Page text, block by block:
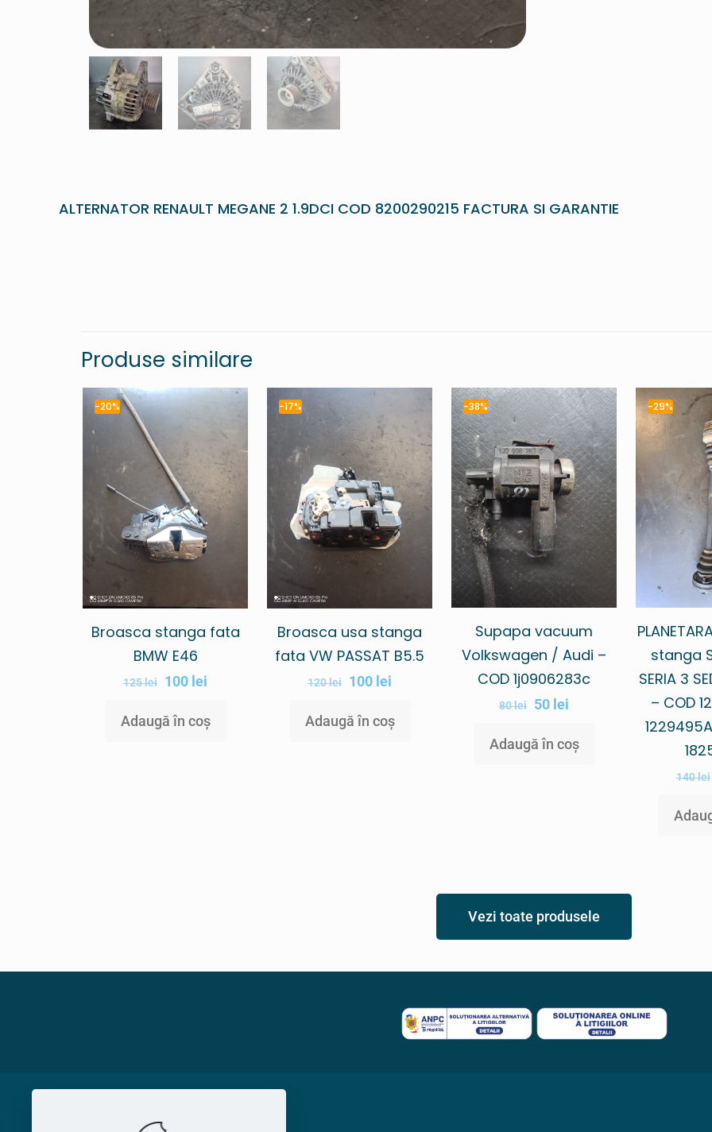
ALTERNATOR RENAULT MEGANE 2 1.9DCI COD 8200290215 FACTURA SI GARANTIE
Produse similare
-20%
Broasca stanga fata
BMW E46
125lei 100 lei
Adaugă în coș
-17%
Broasca usa stanga
fata VW PASSAT B5.5
120lei 100 lei
Adaugă în coș
-38%
Supapa vacuum
Volkswagen / Audi –
COD 1j0906283c
80lei 50 lei
Adaugă în coș
-29%
stanga
SERIA 3
– COD
140lei
Vezi toate produsele